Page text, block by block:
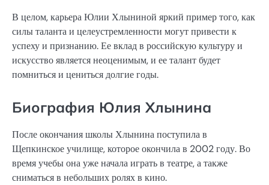
В целом, карьера Юлии Хлыниной яркий пример того, как
силы таланта и целеустремленности могут привести к
успеху и признанию. Ее вклад в российскую культуру и
искусство является неоценимым, и ее талант будет
помниться и цениться долгие годы.
Биография Юлия Хлынина
После окончания школы Хлынина поступила в
Щепкинское училище, которое окончила в 2002 году. Во
время учебы она уже начала играть в театре, а также
сниматься в небольших ролях в кино.